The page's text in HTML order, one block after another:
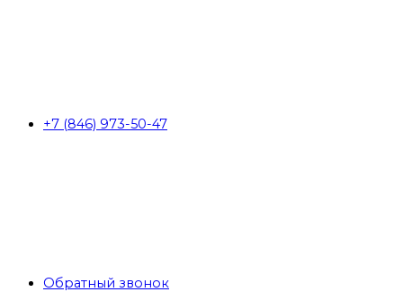
+7 (846) 973-50-47
Обратный звонок